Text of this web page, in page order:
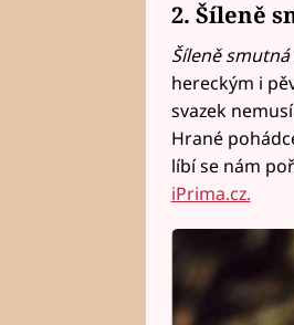
2. Šíleně
Šíleně
hereckým i
svazek
Hrané
líbí se nám
iPrima.cz.